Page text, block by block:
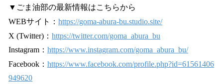
▼ごま油部の最新情報はこちらから
WEBサイト： https://goma-abura-bu.studio.site/
X (Twitter)： https://twitter.com/goma_abura_bu
Instagram： https://www.instagram.com/goma_abura_bu/
Facebook： https://www.facebook.com/profile.php?id=61561406
949620